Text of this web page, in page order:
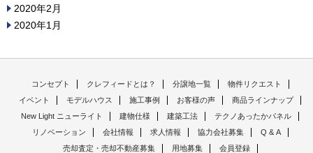
2020年2月
2020年1月
コンセプト クレフィードとは？ 分譲地一覧
物件リクエスト
イベント
モデルハウス 施工事例 お客様の声
商品ラインナップ
New Light ニューライト
建物仕様 建築工法
テクノあったかパネル
リノベーション
会社情報 求人情報 協力会社募集
Q & A
売却査定・売却不動産募集
用地募集
会員登録